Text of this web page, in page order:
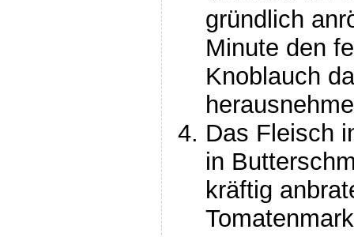
gründlich
Minute den
Knoblauch
Das Fleisch
in
kräftig